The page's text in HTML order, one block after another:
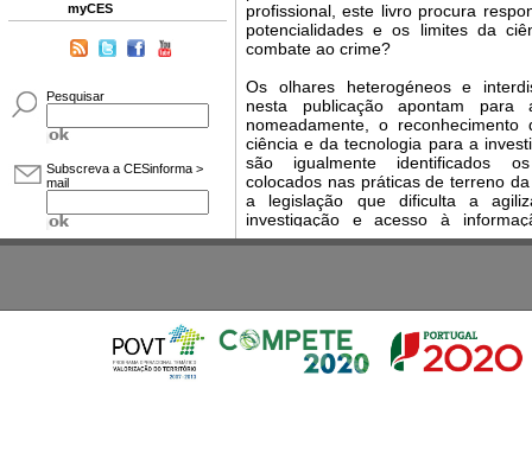
myCES
Pesquisar
Subscreva a CESinforma >
mail